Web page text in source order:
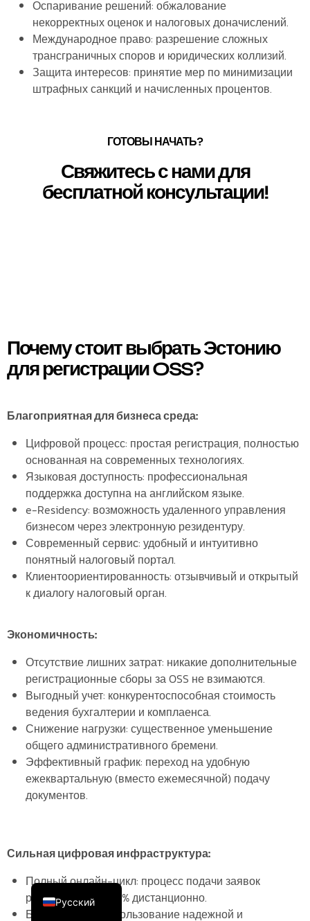
Оспаривание решений: обжалование
некорректных оценок и налоговых доначислений.
Международное право: разрешение сложных
трансграничных споров и юридических коллизий.
Защита интересов: принятие мер по минимизации
штрафных санкций и начисленных процентов.
ГОТОВЫ НАЧАТЬ?
Свяжитесь с нами для
бесплатной консультации!
Почему стоит выбрать Эстонию
для регистрации OSS?
Благоприятная для бизнеса среда:
Цифровой процесс: простая регистрация, полностью
основанная на современных технологиях.
Языковая доступность: профессиональная
поддержка доступна на английском языке.
e-Residency: возможность удаленного управления
бизнесом через электронную резидентуру.
Современный сервис: удобный и интуитивно
понятный налоговый портал.
Клиентоориентированность: отзывчивый и открытый
к диалогу налоговый орган.
Экономичность:
Отсутствие лишних затрат: никакие дополнительные
регистрационные сборы за OSS не взимаются.
Выгодный учет: конкурентоспособная стоимость
ведения бухгалтерии и комплаенса.
Снижение нагрузки: существенное уменьшение
общего административного бремени.
Эффективный график: переход на удобную
ежеквартальную (вместо ежемесячной) подачу
документов.
Сильная цифровая инфраструктура:
Полный онлайн-цикл: процесс подачи заявок
реализован на 100% дистанционно.
Безопасность: использование надежной и
Русский
English (UK)
Español